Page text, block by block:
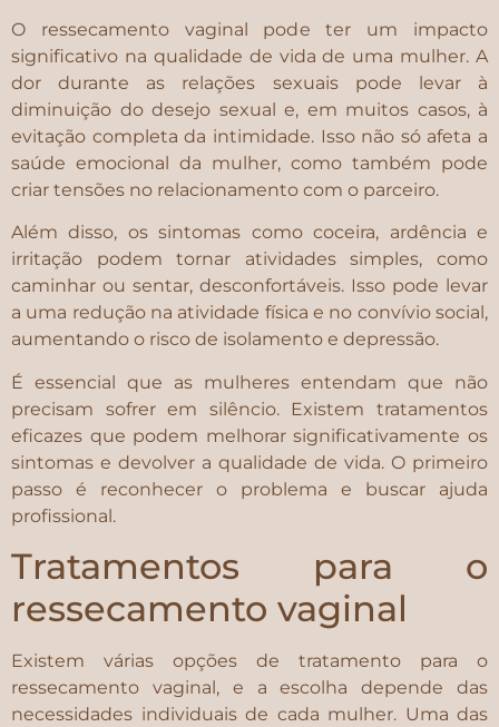
O ressecamento vaginal pode ter um impacto
significativo na qualidade de vida de uma mulher. A
dor durante as relações sexuais pode levar à
diminuição do desejo sexual e, em muitos casos, à
evitação completa da intimidade. Isso não só afeta a
saúde emocional da mulher, como também pode
criar tensões no relacionamento com o parceiro.
Além disso, os sintomas como coceira, ardência e
irritação podem tornar atividades simples, como
caminhar ou sentar, desconfortáveis. Isso pode levar
a uma redução na atividade física e no convívio social,
aumentando o risco de isolamento e depressão.
É essencial que as mulheres entendam que não
precisam sofrer em silêncio. Existem tratamentos
eficazes que podem melhorar significativamente os
sintomas e devolver a qualidade de vida. O primeiro
passo é reconhecer o problema e buscar ajuda
profissional.
Tratamentos para o
ressecamento vaginal
Existem várias opções de tratamento para o
ressecamento vaginal, e a escolha depende das
necessidades individuais de cada mulher. Uma das